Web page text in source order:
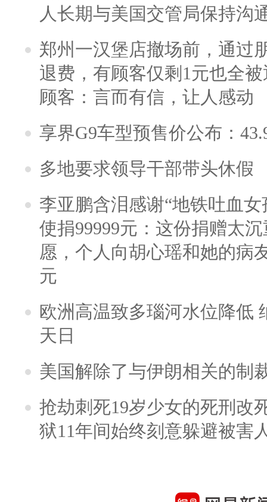
人长期与美国交管局保持沟
郑州一汉堡店撤场前，通过
退费，有顾客仅剩1元也全
顾客：言而有信，让人感动
享界G9车型预售价公布：
多地要求领导干部带头休假
李亚鹏含泪感谢“地铁吐血
使捐99999元：这份捐赠太
愿，个人向胡心瑶和她的病
元
欧洲高温致多瑙河水位降低
天日
美国解除了与伊朗相关的制
抢劫刺死19岁少女的死刑改
狱11年间始终刻意躲避被害